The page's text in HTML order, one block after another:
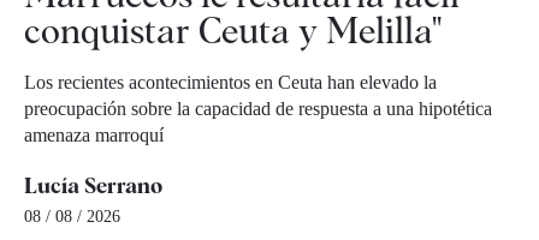
conquistar Ceuta y Melilla"
Los recientes acontecimientos en Ceuta han elevado la
preocupación sobre la capacidad de respuesta a una hipotética
amenaza marroquí
Lucía Serrano
08 / 08 / 2026